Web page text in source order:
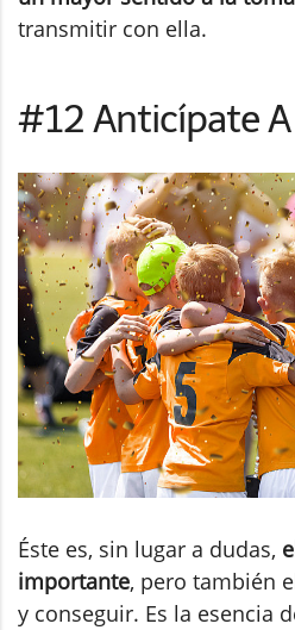
transmitir con ella.
#12 Anticípate A
Éste es, sin lugar a dudas,
importante, pero también
y conseguir. Es la esencia